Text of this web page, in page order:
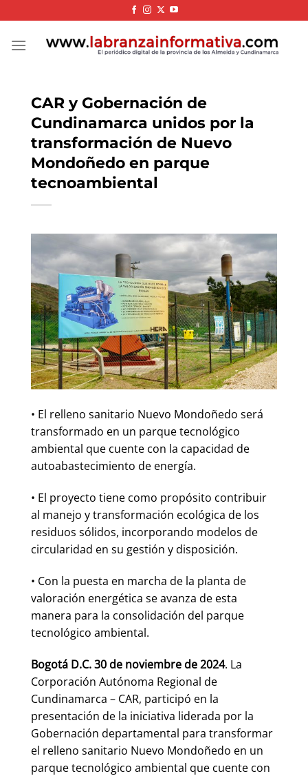
to
content
CAR y Gobernación de
Cundinamarca unidos por la
transformación de Nuevo
Mondoñedo en parque
tecnoambiental
• El relleno sanitario Nuevo Mondoñedo será
transformado en un parque tecnológico
ambiental que cuente con la capacidad de
autoabastecimiento de energía.
• El proyecto tiene como propósito contribuir
al manejo y transformación ecológica de los
residuos sólidos, incorporando modelos de
circularidad en su gestión y disposición.
• Con la puesta en marcha de la planta de
valoración energética se avanza de esta
manera para la consolidación del parque
tecnológico ambiental.
Bogotá D.C. 30 de noviembre de 2024. La
Corporación Autónoma Regional de
Cundinamarca – CAR, participó en la
presentación de la iniciativa liderada por la
Gobernación departamental para transformar
el relleno sanitario Nuevo Mondoñedo en un
parque tecnológico ambiental que cuente con